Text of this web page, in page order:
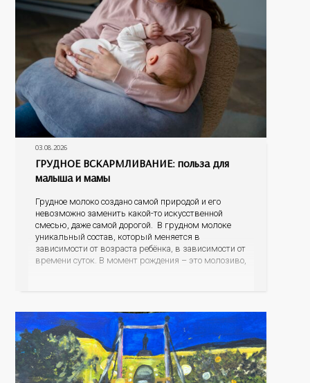
03.08.2026
ГРУДНОЕ ВСКАРМЛИВАНИЕ: польза для
малыша и мамы
Грудное молоко создано самой природой и его
невозможно заменить какой-то искусственной
смесью, даже самой дорогой. В грудном молоке
уникальный состав, который меняется в
зависимости от возраста ребёнка, в зависимости от
времени суток. В момент рождения – это молозиво,